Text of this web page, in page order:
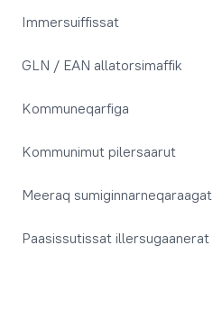
Immersuiffissat
GLN / EAN allatorsimaffik
Kommuneqarfiga
Kommunimut pilersaarut
Meeraq sumiginnarneqaraagat
Paasissutissat illersugaanerat